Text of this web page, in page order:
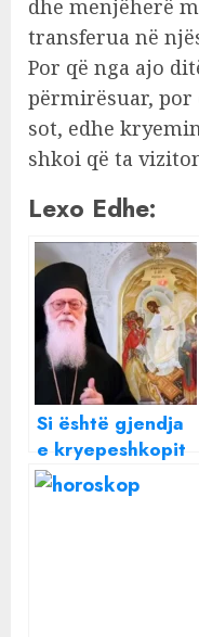
dhe menjëherë
transferua në
Por që nga ajo
përmirësuar, por
sot, edhe
shkoi që ta
Lexo Edhe:
Si është gjendja
e kryepeshkopit
Janullatos?
Mediat greke: Po